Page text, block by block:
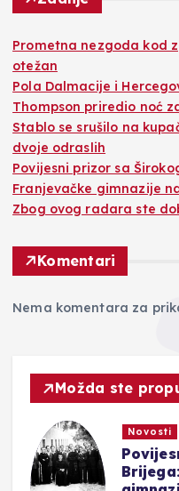
Prometna nezgoda kod
otežan
Pola Dalmacije i
Thompson priredio noć
Stablo se srušilo na
dvoje odraslih
Povijesni prizor sa
Franjevačke gimnazije
Zbog ovog radara ste
Komentari
Nema komentara za
Možda ste
Novosti